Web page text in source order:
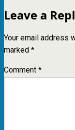
Leave a
Your email address
marked*
Comment*